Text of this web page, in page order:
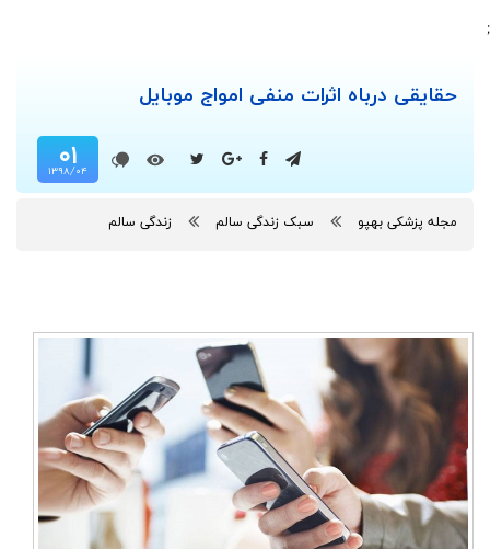
;
حقایقی درباه اثرات منفی امواج موبایل
۰۱
۱۳۹۸/۰۴
مجله پزشکی بهپو سبک زندگی سالم زندگی سالم